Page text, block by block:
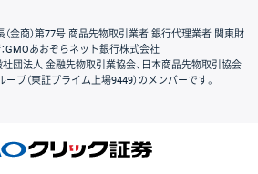
金商）第77号 商品先物取引業者 銀行代理業者 関東財
GMOあおぞらネット銀行株式会社
社団法人 金融先物取引業協会、日本商品先物取引協会
プ（東証プライム上場9449）のメンバーです。